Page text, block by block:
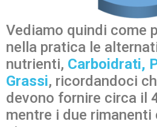
Vediamo quindi come
nella pratica le
nutrienti, Carboidrati,
Grassi, ricordandoci
devono fornire circa il
mentre i due rimanenti